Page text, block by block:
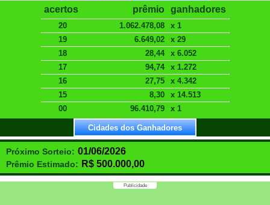
acertos
20
19
18
17
16
15
00
prêmio
1.062.478,08
6.649,02
28,44
94,74
27,75
8,30
96.410,79
ganhadores
x 1
x 29
x 6.052
x 1.272
x 4.342
x 14.513
x 1
Cidades dos Ganhadores
Próximo Sorteio: 01/06/2026
Prêmio Estimado: R$ 500.000,00
Publicidade